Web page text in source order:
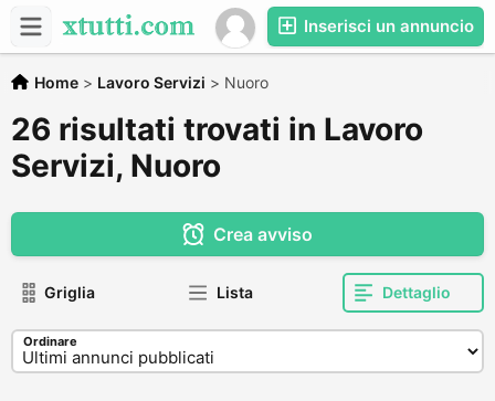
Inserisci un annuncio
Home > Lavoro Servizi > Nuoro
26 risultati trovati in Lavoro
Servizi, Nuoro
Crea avviso
Griglia Lista Dettaglio
Ordinare